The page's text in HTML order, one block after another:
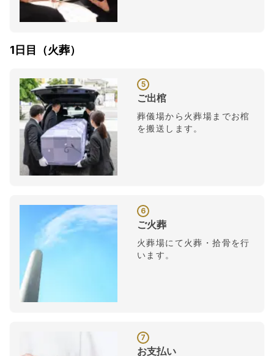
1日目（火葬）
5
ご出棺
葬儀場から火葬場までお棺
を搬送します。
6
ご火葬
火葬場にて火葬・拾骨を行
います。
7
お支払い